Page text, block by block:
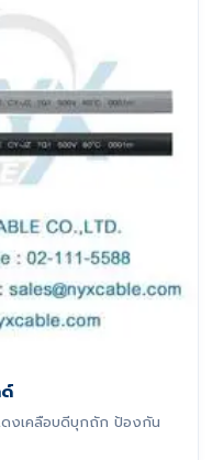
งเคลือบดีบุกถัก ป้องกัน